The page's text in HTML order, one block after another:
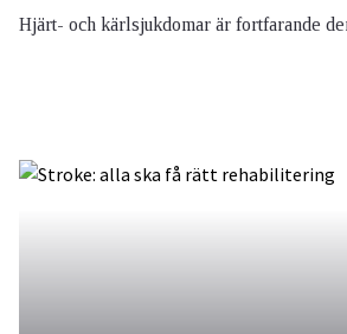
Hjärt- och kärlsjukdomar är fortfarande